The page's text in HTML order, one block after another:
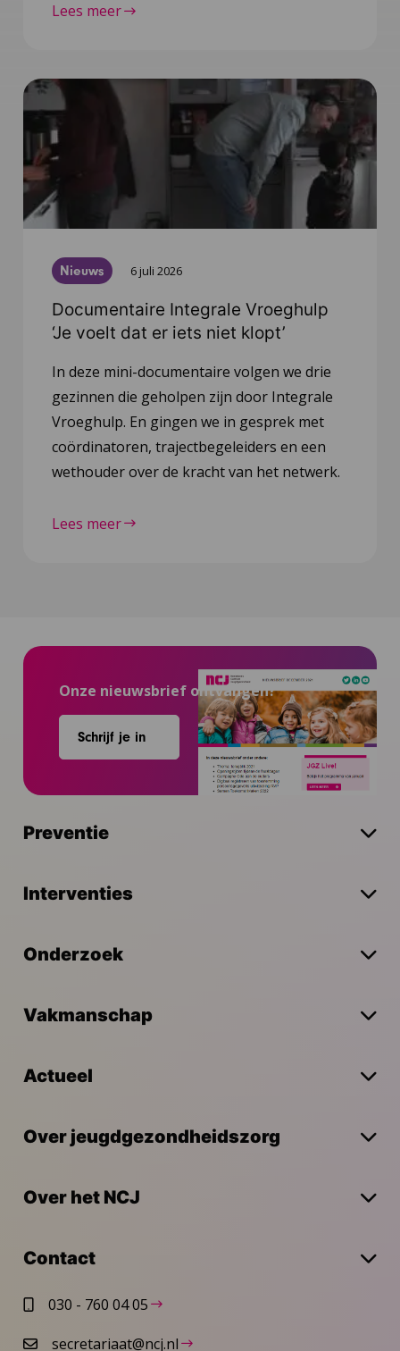
Lees meer
Nieuws 6 juli 2026
Documentaire Integrale Vroeghulp
‘Je voelt dat er iets niet klopt’
In deze mini-documentaire volgen we drie
gezinnen die geholpen zijn door Integrale
Vroeghulp. En gingen we in gesprek met
coördinatoren, trajectbegeleiders en een
wethouder over de kracht van het netwerk.
Lees meer
Onze nieuwsbrief ontvangen?
Schrijf je in
Preventie
Interventies
Onderzoek
Vakmanschap
Actueel
Over jeugdgezondheidszorg
Over het NCJ
Contact
030 - 760 04 05
secretariaat@ncj.nl